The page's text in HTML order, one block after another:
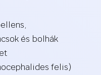
és bolhák
felis)